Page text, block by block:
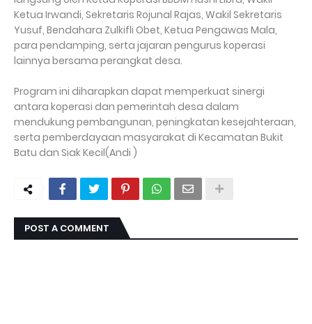
Ketua Irwandi, Sekretaris Rojunal Rajas, Wakil Sekretaris
Yusuf, Bendahara Zulkifli Obet, Ketua Pengawas Mala,
para pendamping, serta jajaran pengurus koperasi
lainnya bersama perangkat desa.
Program ini diharapkan dapat memperkuat sinergi
antara koperasi dan pemerintah desa dalam
mendukung pembangunan, peningkatan kesejahteraan,
serta pemberdayaan masyarakat di Kecamatan Bukit
Batu dan Siak Kecil(Andi )
POST A COMMENT